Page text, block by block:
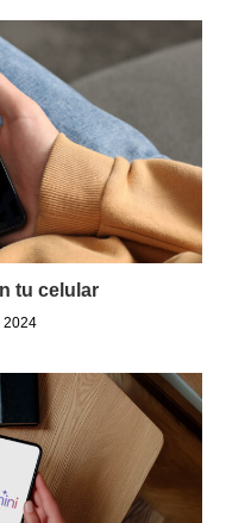
tu celular
2024